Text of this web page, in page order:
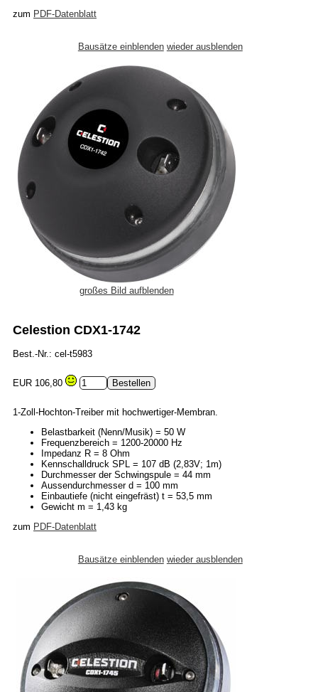
zum PDF-Datenblatt
Bausätze einblenden wieder ausblenden
großes Bild aufblenden
Celestion CDX1-1742
Best.-Nr.: cel-t5983
EUR 106,80
1-Zoll-Hochton-Treiber mit hochwertiger-Membran.
Belastbarkeit (Nenn/Musik) = 50 W
Frequenzbereich = 1200-20000 Hz
Impedanz R = 8 Ohm
Kennschalldruck SPL = 107 dB (2,83V; 1m)
Durchmesser der Schwingspule = 44 mm
Aussendurchmesser d = 100 mm
Einbautiefe (nicht eingefräst) t = 53,5 mm
Gewicht m = 1,43 kg
zum PDF-Datenblatt
Bausätze einblenden wieder ausblenden